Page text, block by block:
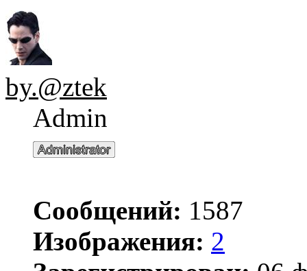
by.@ztek
Admin
Сообщений: 1587
Изображения: 2